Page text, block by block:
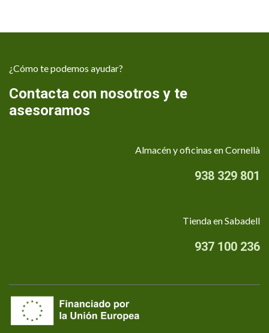
¿Cómo te podemos ayudar?
Contacta con nosotros y te
asesoramos
Almacén y oficinas en Cornellà
938 329 801
Tienda en Sabadell
937 100 236